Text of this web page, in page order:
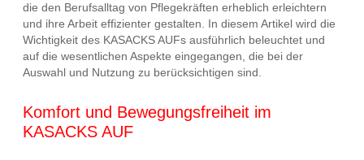
die den Berufsalltag von Pflegekräften erheblich erleichtern
und ihre Arbeit effizienter gestalten. In diesem Artikel wird die
Wichtigkeit des KASACKS AUFs ausführlich beleuchtet und
auf die wesentlichen Aspekte eingegangen, die bei der
Auswahl und Nutzung zu berücksichtigen sind.
Komfort und Bewegungsfreiheit im
KASACKS AUF